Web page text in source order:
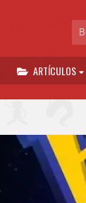
ARTÍCULOS